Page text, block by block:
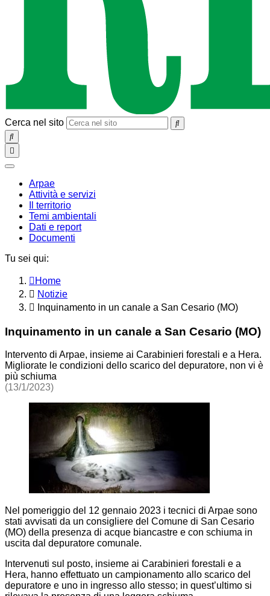
Cerca nel sito
SEARCH
Toggle
navigation
chiudi
Arpae
Attività e servizi
Il territorio
Temi ambientali
Dati e report
Documenti
Tu sei qui:
Home
Notizie
Inquinamento in un canale a San Cesario (MO)
Inquinamento in un canale a San Cesario (MO)
Intervento di Arpae, insieme ai Carabinieri forestali e a Hera.
Migliorate le condizioni dello scarico del depuratore, non vi è
più schiuma
(13/1/2023)
Nel pomeriggio del 12 gennaio 2023 i tecnici di Arpae sono
stati avvisati da un consigliere del Comune di San Cesario
(MO) della presenza di acque biancastre e con schiuma in
uscita dal depuratore comunale.
Intervenuti sul posto, insieme ai Carabinieri forestali e a
Hera, hanno effettuato un campionamento allo scarico del
depuratore e uno in ingresso allo stesso; in quest’ultimo si